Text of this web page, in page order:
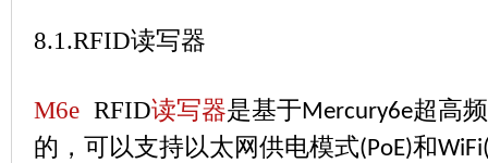
8.1.RFID读写器
M6e RFID读写器是基于Mercury6e超高频
的，可以支持以太网供电模式(PoE)和